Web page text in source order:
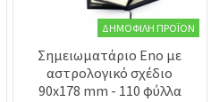
ΔΗΜΟΦΙΛΉ ΠΡΟΪΌΝ
Σημειωματάριο Eno με
αστρολογικό σχέδιο
90x178 mm - 110 φύλλα